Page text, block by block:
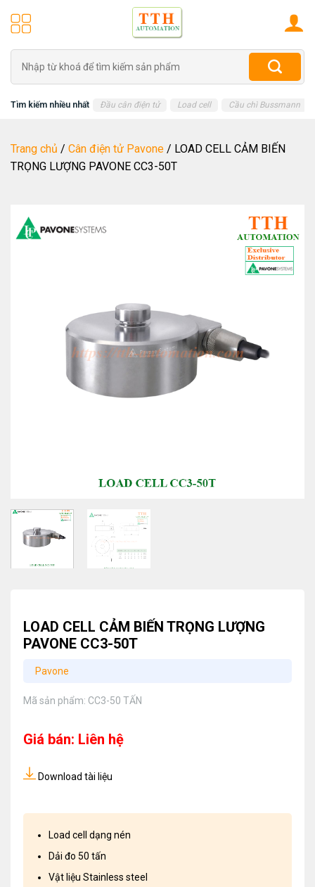
kiếm:
Tìm kiếm nhiều nhất Đầu cân điện tử Load cell Cầu chì Bussmann
Trang chủ / Cân điện tử Pavone / LOAD CELL CẢM BIẾN
TRỌNG LƯỢNG PAVONE CC3-50T
LOAD CELL CẢM BIẾN TRỌNG LƯỢNG
PAVONE CC3-50T
Pavone
Mã sản phẩm: CC3-50 TẤN
Giá bán: Liên hệ
Download tài liệu
Load cell dạng nén
Dải đo 50 tấn
Vật liệu Stainless steel